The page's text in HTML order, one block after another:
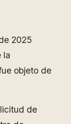
2025
la
objeto de
de